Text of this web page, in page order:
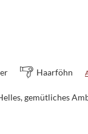
Haarföhn
gemütliches